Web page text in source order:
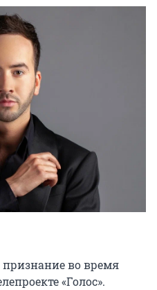
во время
«Голос».